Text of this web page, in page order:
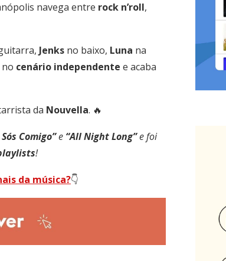
navega entre rock n’roll,
Jenks no baixo, Luna na
cenário independente e acaba
da Nouvella. 🔥
Sós Comigo”e “All Night Long”e foi
!
da música?👇